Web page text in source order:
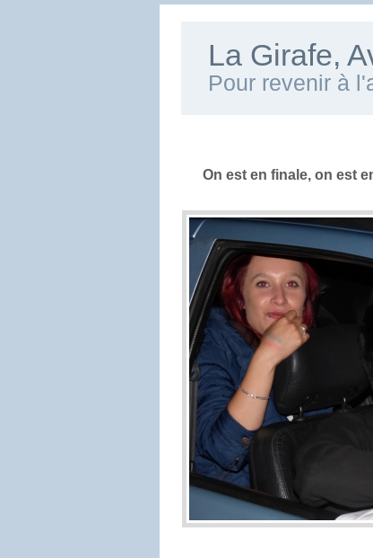
La Girafe,
Pour revenir à
On est en finale, on est